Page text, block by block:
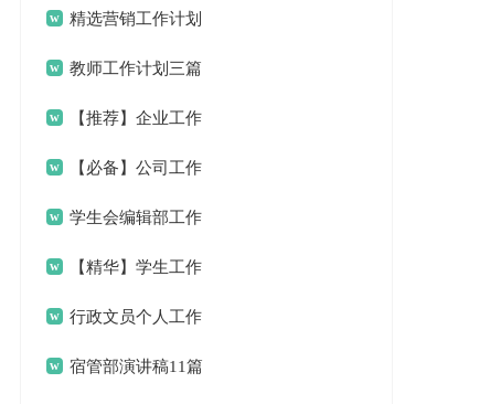
计划三篇
精选营销工作计划
四篇教师工作计划三篇
【推荐】企业工作
计划3篇【必备】公司工作
计划4篇
学生会编辑部工作
计划【精华】学生工作
计划3篇
行政文员个人工作
计划10篇
宿管部演讲稿11篇